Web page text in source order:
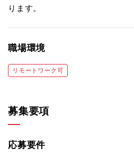
ります。
職場環境
リモートワーク可
募集要項
応募要件